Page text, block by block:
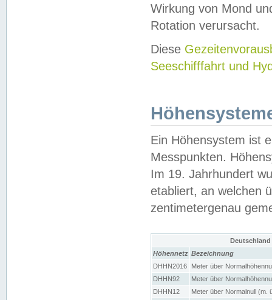
Wirkung von Mond
Rotation verursacht.
Diese
Seeschifffahrt und
Ein Höhensystem ist
Messpunkten.
Im 19. Jahrhundert
etabliert, an welchen
zentimetergenau
Höhennetz Bezeichnung
DHHN2016
Meter über
DHHN92
Meter über
DHHN12
Meter über Normalnull (m.